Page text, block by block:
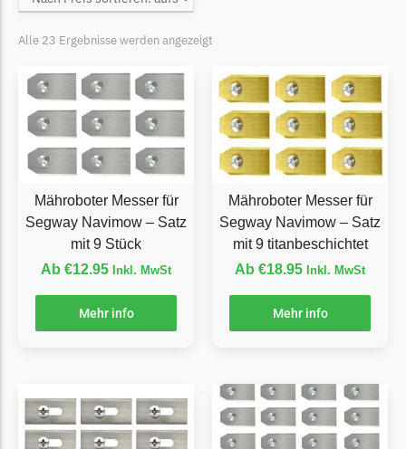
Begrenzungsdraht
Cramer
Cramer Messer
Begrenzungsdraht
Cub Cadet
Cub Cadet Messer
Begrenzungsdraht
Ecovacs
Ecovacs Messer
Einhell
Einhell Messer
Etesia Messer
Begrenzungsdraht
Alle 23 Ergebnisse werden angezeigt
Mähroboter Messer für
Segway Navimow – Satz
mit 9 Stück
Ab €12.95 Inkl. MwSt
Mehr info
Mähroboter Messer für
Segway Navimow – Satz
mit 9 titanbeschichtet
Ab €18.95 Inkl. MwSt
Mehr info